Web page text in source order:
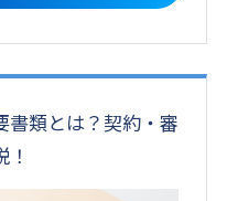
書類とは？契約・審